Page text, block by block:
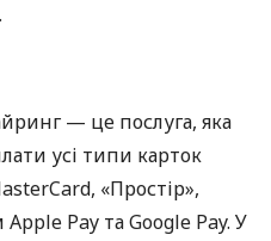
— це послуга, яка
усі типи карток
«Простір»,
Pay та Google Pay. У